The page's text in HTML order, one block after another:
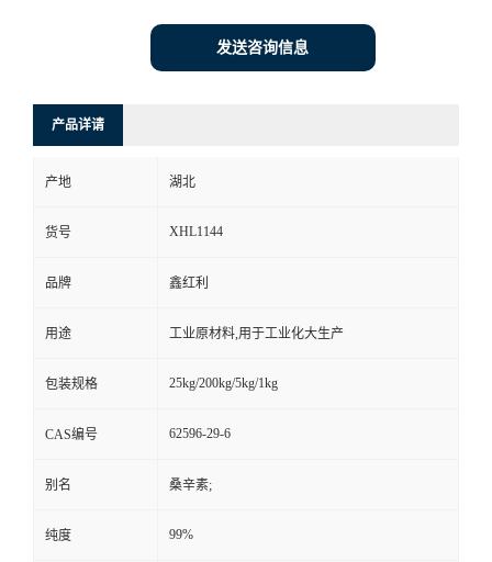
发送咨询信息
产品详请
产地 湖北
货号 XHL1144
品牌 鑫红利
用途 工业原材料,用于工业化大生产
包装规格 25kg/200kg/5kg/1kg
CAS编号 62596-29-6
别名 桑辛素;
纯度 99%